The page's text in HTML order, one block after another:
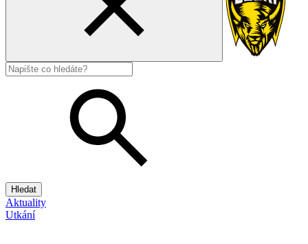
Hledat
Aktuality
Utkání